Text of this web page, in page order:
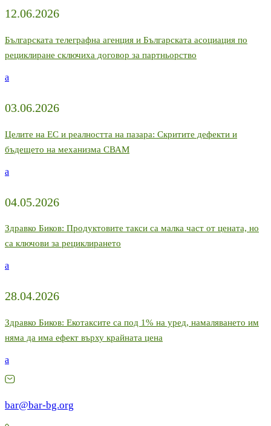
12.06.2026
Българската телеграфна агенция и Българската асоциация по
рециклиране сключиха договор за партньорство
a
03.06.2026
Целите на ЕС и реалността на пазара: Скритите дефекти и
бъдещето на механизма СВАМ
a
04.05.2026
Здравко Биков: Продуктовите такси са малка част от цената, но
са ключови за рециклирането
a
28.04.2026
Здравко Биков: Екотаксите са под 1% на уред, намаляването им
няма да има ефект върху крайната цена
a
bar@bar-bg.org